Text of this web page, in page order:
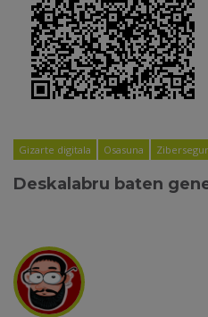
Gizarte digitala Osasuna
Deskalabru baten